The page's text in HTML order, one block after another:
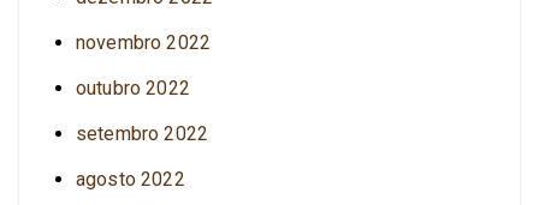
novembro 2022
outubro 2022
setembro 2022
agosto 2022